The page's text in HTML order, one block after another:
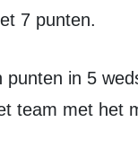
7 punten.
team met het